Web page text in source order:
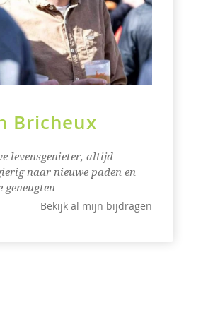
Bricheux
levensgenieter, altijd
naar nieuwe paden en
geneugten
Bekijk al mijn bijdragen